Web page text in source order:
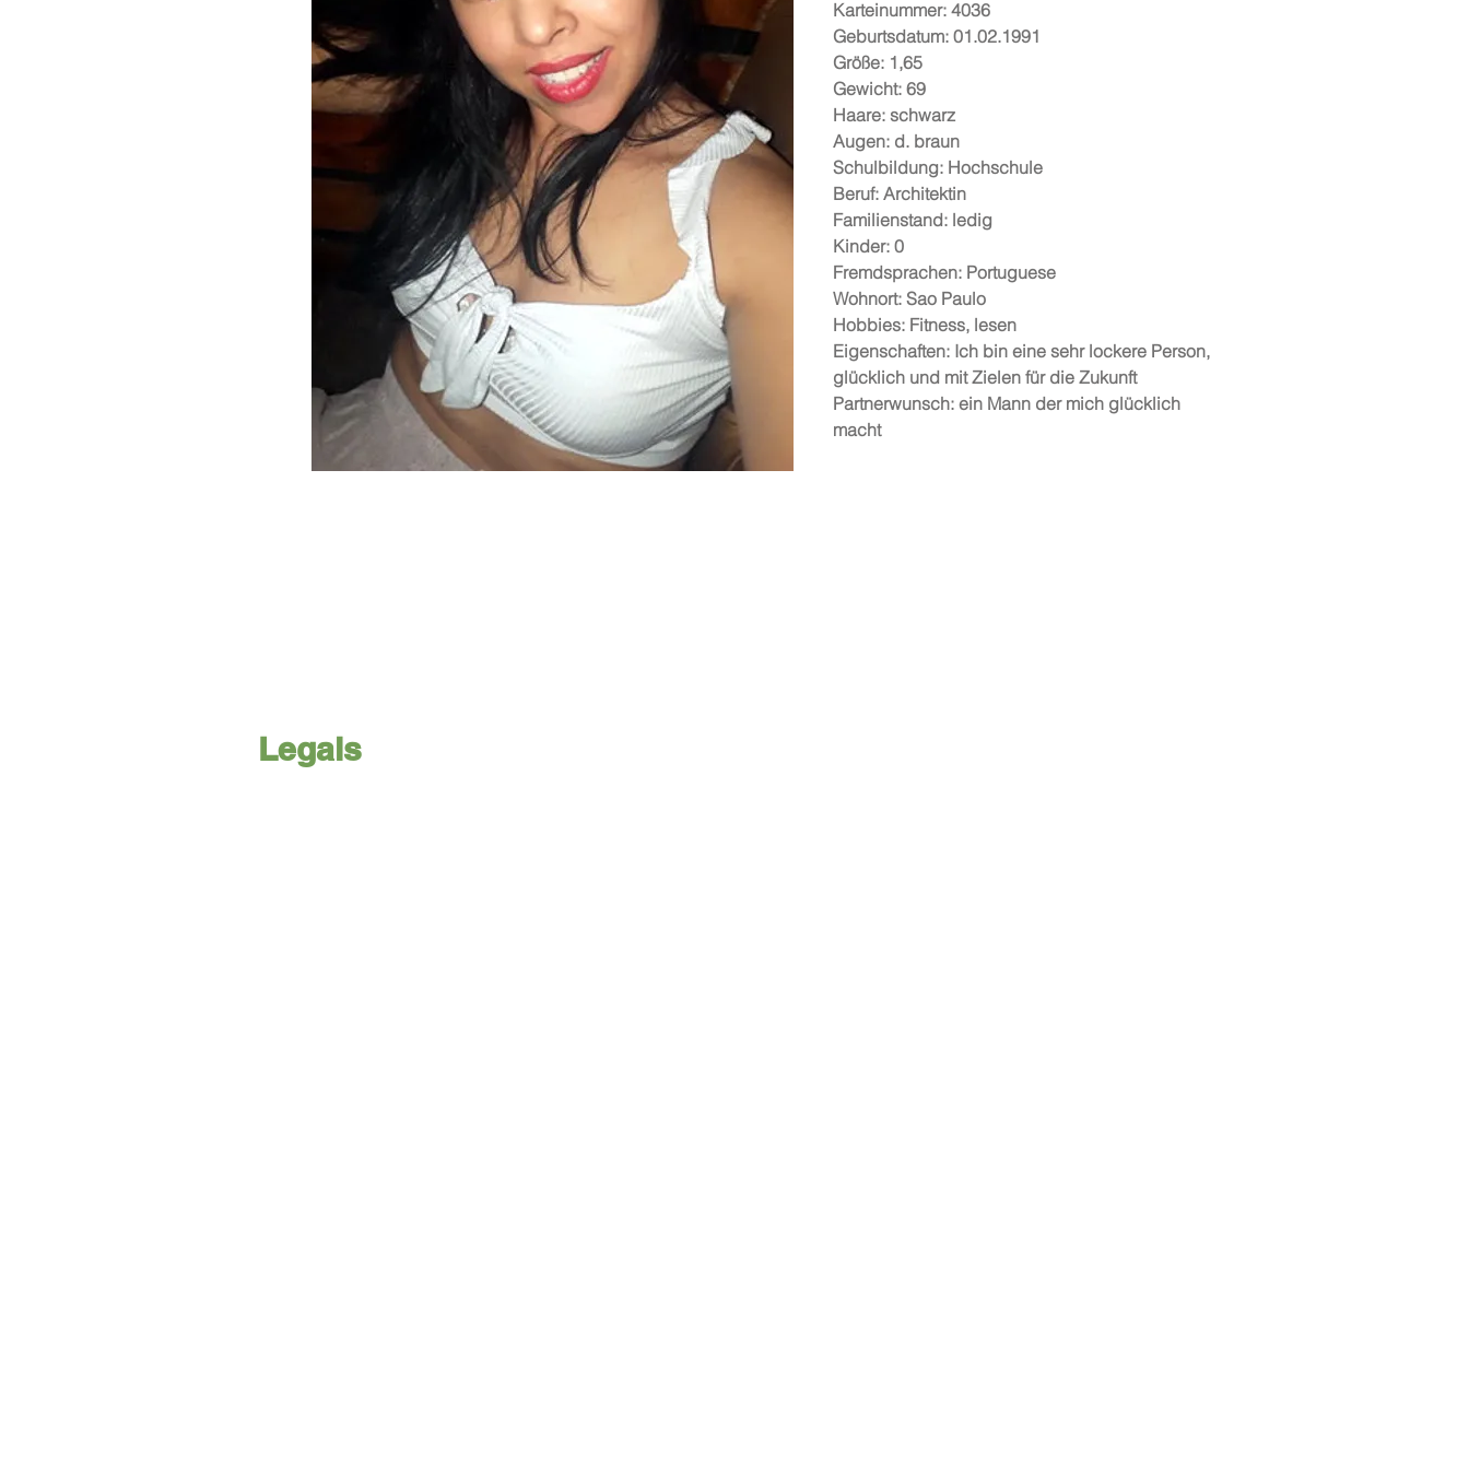
Karteinummer: 4036
Geburtsdatum: 01.02.1991
Größe: 1,65
Gewicht: 69
Haare: schwarz
Augen: d. braun
Schulbildung: Hochschule
Beruf: Architektin
Familienstand: ledig
Kinder: 0
Fremdsprachen: Portuguese
Wohnort: Sao Paulo
Hobbies: Fitness, lesen
Eigenschaften: Ich bin eine sehr lockere Person,
glücklich und mit Zielen für die Zukunft
Partnerwunsch: ein Mann der mich glücklich
macht
Legals